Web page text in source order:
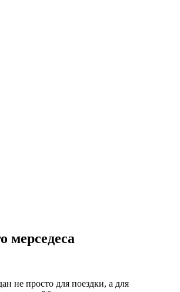
мерседеса
не просто для поездки, а для